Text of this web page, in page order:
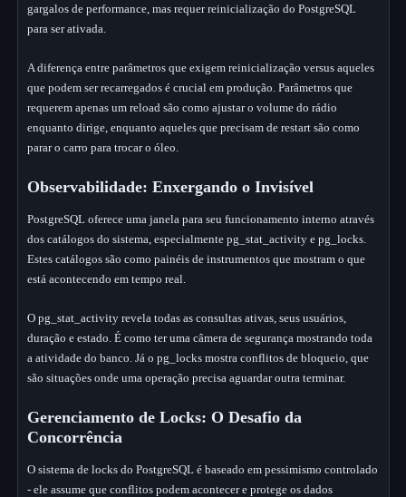
gargalos de performance, mas requer reinicialização do PostgreSQL
para ser ativada.
A diferença entre parâmetros que exigem reinicialização versus aqueles
que podem ser recarregados é crucial em produção. Parâmetros que
requerem apenas um reload são como ajustar o volume do rádio
enquanto dirige, enquanto aqueles que precisam de restart são como
parar o carro para trocar o óleo.
Observabilidade: Enxergando o Invisível
PostgreSQL oferece uma janela para seu funcionamento interno através
dos catálogos do sistema, especialmente pg_stat_activity e pg_locks.
Estes catálogos são como painéis de instrumentos que mostram o que
está acontecendo em tempo real.
O pg_stat_activity revela todas as consultas ativas, seus usuários,
duração e estado. É como ter uma câmera de segurança mostrando toda
a atividade do banco. Já o pg_locks mostra conflitos de bloqueio, que
são situações onde uma operação precisa aguardar outra terminar.
Gerenciamento de Locks: O Desafio da
Concorrência
O sistema de locks do PostgreSQL é baseado em pessimismo controlado
- ele assume que conflitos podem acontecer e protege os dados